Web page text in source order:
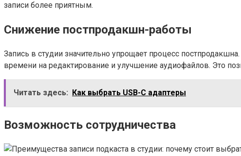
записи более приятным.
Снижение постпродакшн-работы
Запись в студии значительно упрощает процесс
времени на редактирование и улучшение аудиофайлов. Это
Читать здесь: Как выбрать USB-C адаптеры
Возможность сотрудничества